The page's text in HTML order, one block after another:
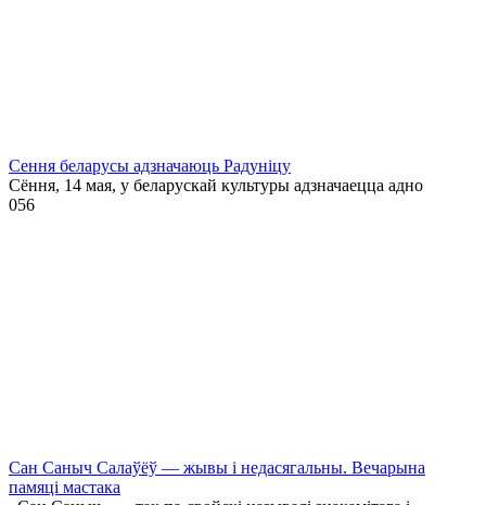
Сення беларусы адзначаюць Радуніцу
Сёння, 14 мая, у беларускай культуры адзначаецца адно
056
Сан Саныч Салаўёў — жывы і недасягальны. Вечарына
памяці мастака